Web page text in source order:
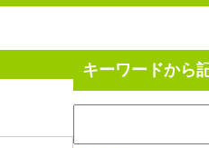
キーワードから